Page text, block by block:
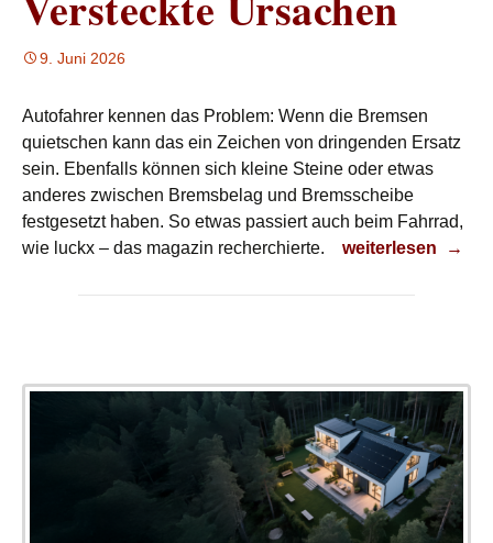
9. Juni 2026
Autofahrer kennen das Problem: Wenn die Bremsen
quietschen kann das ein Zeichen von dringenden Ersatz
sein. Ebenfalls können sich kleine Steine oder etwas
anderes zwischen Bremsbelag und Bremsscheibe
festgesetzt haben. So etwas passiert auch beim Fahrrad,
wie luckx – das magazin recherchierte.
Versteckte
weiterlesen →